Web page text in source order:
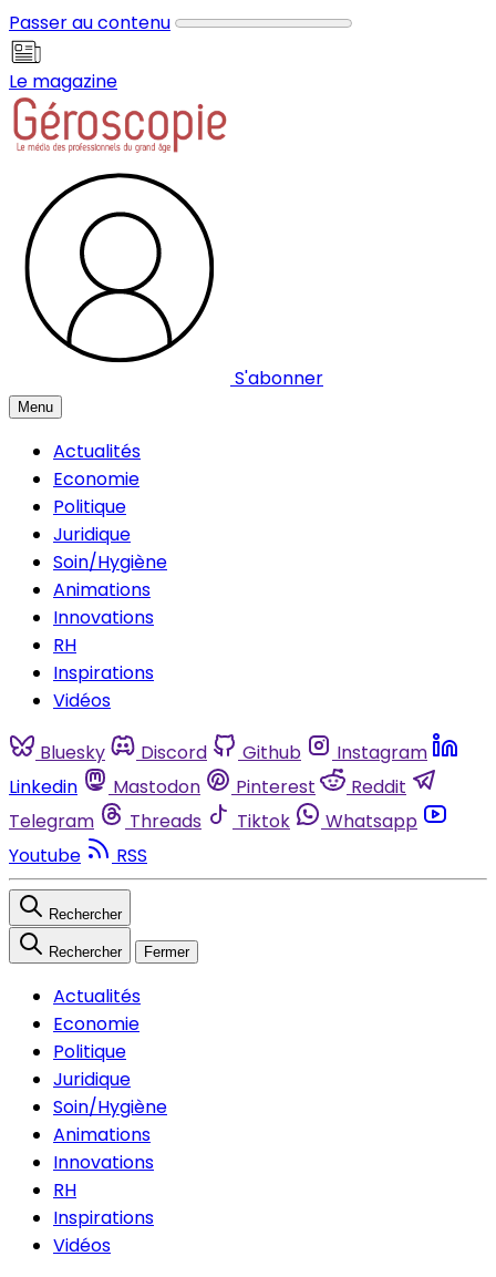
Passer au contenu
Le magazine
S'abonner
Menu
Actualités
Economie
Politique
Juridique
Soin/Hygiène
Animations
Innovations
RH
Inspirations
Vidéos
Bluesky Discord Github
Instagram
Linkedin
Mastodon Pinterest
Reddit
Telegram
Threads Tiktok
Whatsapp
Youtube
RSS
Rechercher
Rechercher Fermer
Actualités
Economie
Politique
Juridique
Soin/Hygiène
Animations
Innovations
RH
Inspirations
Vidéos
Panneau de gestion des cookies